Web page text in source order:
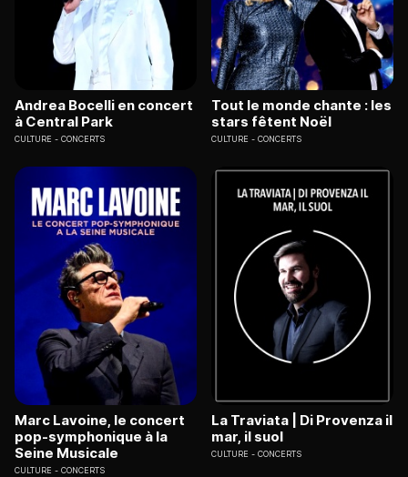
Andrea Bocelli en concert
à Central Park
CULTURE CONCERTS
Tout le monde chante : les
stars fêtent Noël
CULTURE CONCERTS
Marc Lavoine, le concert
pop-symphonique à la
Seine Musicale
CULTURE CONCERTS
La Traviata | Di Provenza il
mar, il suol
CULTURE CONCERTS